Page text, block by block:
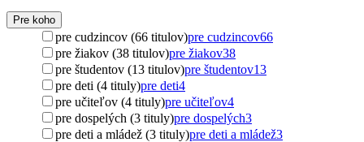
Pre koho
pre cudzincov (66 titulov)pre cudzincov66
pre žiakov (38 titulov)pre žiakov38
pre študentov (13 titulov)pre študentov13
pre deti (4 tituly)pre deti4
pre učiteľov (4 tituly)pre učiteľov4
pre dospelých (3 tituly)pre dospelých3
pre deti a mládež (3 tituly)pre deti a mládež3